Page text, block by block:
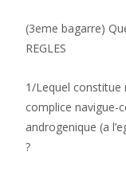
(3eme bagarre)
REGLES
1/Lequel constitue
complice navigue-
androgenique (a
?